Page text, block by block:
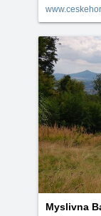
Myslivna